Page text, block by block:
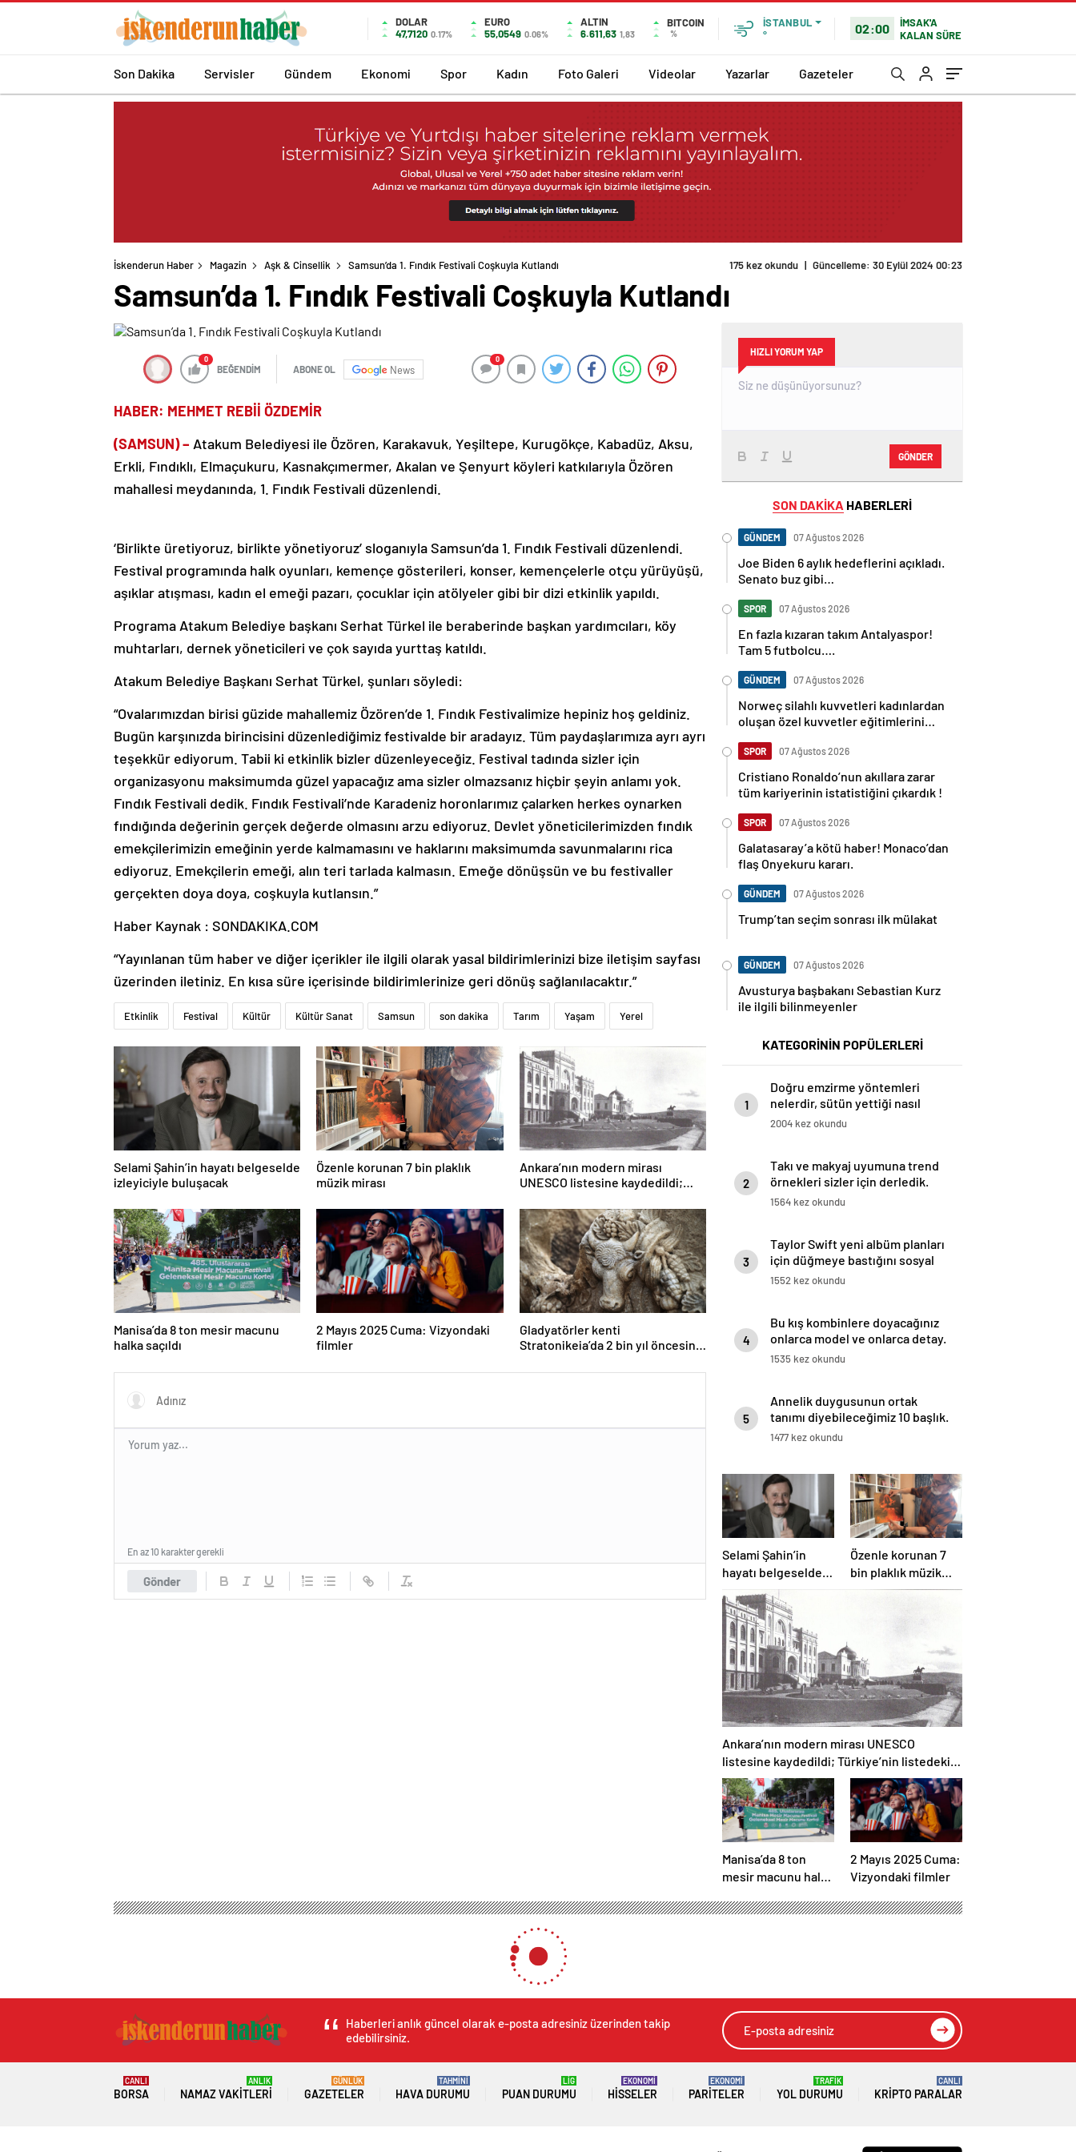
DOLAR
47,7120 0.17%
EURO
55,0549 0.06%
ALTIN
6.611,63 1,83
BITCOIN
%
İSTANBUL
°
02:00
İMSAK'A
KALAN SÜRE
Son Dakika Servisler Gündem Ekonomi Spor Kadın Foto Galeri Videolar Yazarlar Gazeteler
İskenderun Haber Magazin Aşk & Cinsellik Samsun’da 1. Fındık Festivali Coşkuyla Kutlandı 175 kez okundu | Güncelleme: 30 Eylül 2024 00:23
Samsun’da 1. Fındık Festivali Coşkuyla Kutlandı
0
BEĞENDİM ABONE OL News
0
HABER: MEHMET REBİİ ÖZDEMİR
(SAMSUN) – Atakum Belediyesi ile Özören, Karakavuk, Yeşiltepe, Kurugökçe, Kabadüz, Aksu,
Erkli, Fındıklı, Elmaçukuru, Kasnakçımermer, Akalan ve Şenyurt köyleri katkılarıyla Özören
mahallesi meydanında, 1. Fındık Festivali düzenlendi.
‘Birlikte üretiyoruz, birlikte yönetiyoruz’ sloganıyla Samsun’da 1. Fındık Festivali düzenlendi.
Festival programında halk oyunları, kemençe gösterileri, konser, kemençelerle otçu yürüyüşü,
aşıklar atışması, kadın el emeği pazarı, çocuklar için atölyeler gibi bir dizi etkinlik yapıldı.
Programa Atakum Belediye başkanı Serhat Türkel ile beraberinde başkan yardımcıları, köy
muhtarları, dernek yöneticileri ve çok sayıda yurttaş katıldı.
Atakum Belediye Başkanı Serhat Türkel, şunları söyledi:
“Ovalarımızdan birisi güzide mahallemiz Özören’de 1. Fındık Festivalimize hepiniz hoş geldiniz.
Bugün karşınızda birincisini düzenlediğimiz festivalde bir aradayız. Tüm paydaşlarımıza ayrı ayrı
teşekkür ediyorum. Tabii ki etkinlik bizler düzenleyeceğiz. Festival tadında sizler için
organizasyonu maksimumda güzel yapacağız ama sizler olmazsanız hiçbir şeyin anlamı yok.
Fındık Festivali dedik. Fındık Festivali’nde Karadeniz horonlarımız çalarken herkes oynarken
fındığında değerinin gerçek değerde olmasını arzu ediyoruz. Devlet yöneticilerimizden fındık
emekçilerimizin emeğinin yerde kalmamasını ve haklarını maksimumda savunmalarını rica
ediyoruz. Emekçilerin emeği, alın teri tarlada kalmasın. Emeğe dönüşsün ve bu festivaller
gerçekten doya doya, coşkuyla kutlansın.”
Haber Kaynak : SONDAKIKA.COM
“Yayınlanan tüm haber ve diğer içerikler ile ilgili olarak yasal bildirimlerinizi bize iletişim sayfası
üzerinden iletiniz. En kısa süre içerisinde bildirimlerinize geri dönüş sağlanılacaktır.”
Etkinlik Festival Kültür Kültür Sanat Samsun son dakika Tarım Yaşam Yerel
Selami Şahin’in hayatı belgeselde
izleyiciyle buluşacak
Özenle korunan 7 bin plaklık
müzik mirası
Ankara’nın modern mirası
UNESCO listesine kaydedildi;
80 oldu
Manisa’da 8 ton mesir macunu
halka saçıldı
2 Mayıs 2025 Cuma: Vizyondaki
filmler
Gladyatörler kenti
Stratonikeia’da 2 bin yıl öncesine
Gönder
En az 10 karakter gerekli
HIZLI YORUM YAP
GÖNDER
SON DAKİKA HABERLERİ
GÜNDEM 07 Ağustos 2026
Joe Biden 6 aylık hedeflerini açıkladı.
Senato buz gibi…
SPOR 07 Ağustos 2026
En fazla kızaran takım Antalyaspor!
Tam 5 futbolcu….
GÜNDEM 07 Ağustos 2026
Norweç silahlı kuvvetleri kadınlardan
oluşan özel kuvvetler eğitimlerini
SPOR 07 Ağustos 2026
Cristiano Ronaldo’nun akıllara zarar
tüm kariyerinin istatistiğini çıkardık !
SPOR 07 Ağustos 2026
Galatasaray’a kötü haber! Monaco’dan
flaş Onyekuru kararı.
GÜNDEM 07 Ağustos 2026
Trump’tan seçim sonrası ilk mülakat
GÜNDEM 07 Ağustos 2026
Avusturya başbakanı Sebastian Kurz
ile ilgili bilinmeyenler
KATEGORİNİN POPÜLERLERİ
1
Doğru emzirme yöntemleri
nelerdir, sütün yettiği nasıl
anlaşılır?
2004 kez okundu
2
Takı ve makyaj uyumuna trend
örnekleri sizler için derledik.
1564 kez okundu
3
Taylor Swift yeni albüm planları
için düğmeye bastığını sosyal
medyadan duyurdu!
1552 kez okundu
4
Bu kış kombinlere doyacağınız
onlarca model ve onlarca detay.
1535 kez okundu
5
Annelik duygusunun ortak
tanımı diyebileceğimiz 10 başlık.
1477 kez okundu
Selami Şahin’in
hayatı belgeselde
izleyiciyle
buluşacak
Özenle korunan 7
bin plaklık müzik
mirası
Ankara’nın modern mirası UNESCO
listesine kaydedildi; Türkiye’nin listedeki
varlık sayısı 80 oldu
Manisa’da 8 ton
mesir macunu halka
2 Mayıs 2025 Cuma:
Vizyondaki filmler
Haberleri anlık güncel olarak e-posta adresiniz üzerinden takip
edebilirsiniz.
BORSA
CANLI
NAMAZ VAKITLERI
ANLIK
GAZETELER
GÜNLÜK
HAVA DURUMU
TAHMİNİ
PUAN DURUMU
LİG
HISSELER
EKONOMİ
PARITELER
EKONOMİ
YOL DURUMU
TRAFİK
KRIPTO PARALAR
CANLI